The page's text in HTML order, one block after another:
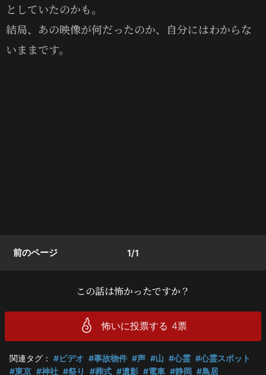
としていたのかも。
結局、あの映像が何だったのか、自分にはわからな
いままです。
前のページ 1/1
この話は怖かったですか？
怖いに投票する 4票
関連タグ： #ビデオ #事故物件 #声 #山 #心霊 #心霊スポット
#東京 #神社 #祭り #葬式 #遺影 #電車 #静岡 #鳥居